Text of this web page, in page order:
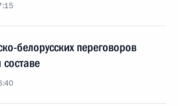
белорусских переговоров